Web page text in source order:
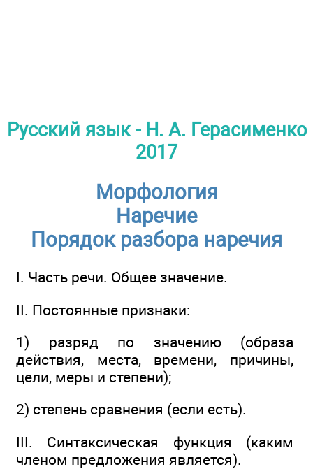
Русский язык - Н. А. Герасименко
2017
Морфология
Наречие
Порядок разбора наречия
I. Часть речи. Общее значение.
II. Постоянные признаки:
1) разряд по значению (образа
действия, места, времени, причины,
цели, меры и степени);
2) степень сравнения (если есть).
III. Синтаксическая функция (каким
членом предложения является).